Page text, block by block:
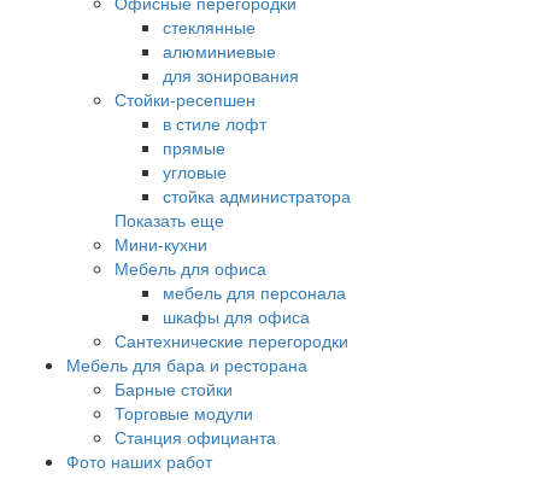
стеклянные
алюминиевые
для зонирования
Стойки-ресепшен
в стиле лофт
прямые
угловые
стойка администратора
Показать еще
Мини-кухни
Мебель для офиса
мебель для персонала
шкафы для офиса
Сантехнические перегородки
Мебель для бара и ресторана
Барные стойки
Торговые модули
Станция официанта
Фото наших работ